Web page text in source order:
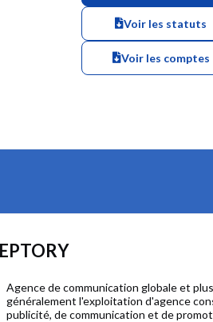
Voir les statuts
Voir les comptes
Agence de communication globale et plus
généralement l'exploitation d'agence
publicité, de communication et de